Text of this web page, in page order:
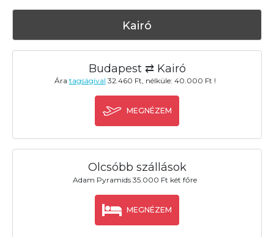
Kairó
Budapest ⇄ Kairó
Ára tagságival 32.460 Ft, nélküle: 40.000 Ft !
MEGNÉZEM
Olcsóbb szállások
Adam Pyramids 35.000 Ft két főre
MEGNÉZEM